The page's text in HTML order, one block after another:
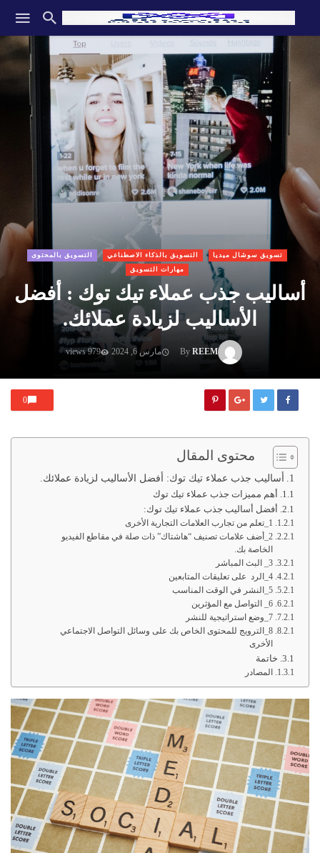
تسويق سوشال ميديا التسويق بالذكاء الاصطناعي
التسويق بالمحتوى
مهارات التسويق
أساليب جذب عملاء تيك توك : أفضل
الأساليب لزيادة عملائك.
ByREEM مارس 6, 2024 979 views
0
محتوى المقال
أساليب جذب عملاء تيك توك: أفضل الأساليب لزيادة عملائك.
أهم مميزات جذب عملاء تيك توك
أفضل أساليب جذب عملاء تيك توك:
1_تعلم من تجارب العلامات التجارية الأخرى
2_أضف علامات تصنيف “هاشتاك” ذات صلة في مقاطع الفيديو
الخاصة بك.
3_ البث المباشر
4_الرد على تعليقات المتابعين
5_النشر في الوقت المناسب
6_ التواصل مع المؤثرين
7_وضع استراتيجية للنشر
8_الترويج للمحتوى الخاص بك على وسائل التواصل الاجتماعي
الأخرى
خاتمة
المصادر